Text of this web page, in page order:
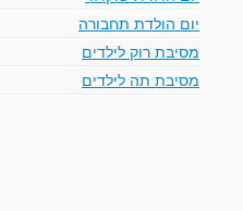
יום הולדת תחבורה
מסיבת רוק לילדים
מסיבת תה לילדים